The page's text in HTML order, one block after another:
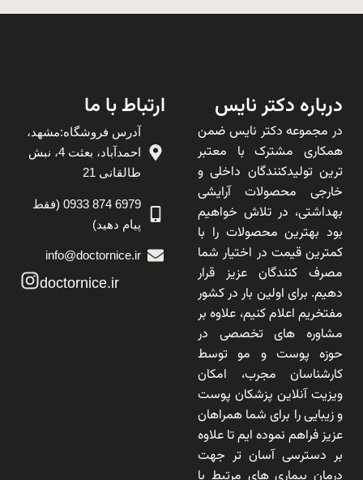
درباره دکتر نایس
در مجموعه دکتر نایس ضمن
همکاری مشترک با معتبر
ترین تولیدکنندگان داخلی و
خارجی محصولات آرایشی
بهداشتی، در تلاش خواهیم
بود بهترین محصولات را با
کمترین قیمت در اختیار شما
مصرف کنندگان عزیز قرار
دهیم. برای اولین بار در کشور
مفتخریم اعلام کنیم، علاوه بر
مشاوره های تخصصی در
حوزه پوست و مو توسط
کارشناسان مجرب، امکان
ویزیت آنلاین پزشکان پوست
و زیبایی را برای شما همراهان
عزیز فراهم نموده ایم تا علاوه
بر دسترسی آسان تر جهت
ارتباط با ما
آدرس فروشگاه:مشهد،
احمدآباد، بعثت 4، نبش
طالقانی 21
6979 874 0933 (فقط
پیام دهید)
info@doctornice.ir
doctornice.ir